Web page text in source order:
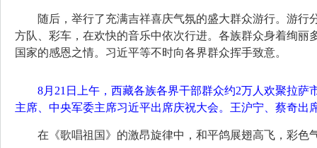
随后，举行了充满吉祥喜庆气氛的盛大群众游行。游行
方队、彩车，在欢快的音乐中依次行进。各族群众身着绚
国家的感恩之情。习近平等不时向各界群众挥手致意。
8月21日上午，西藏各族各界干部群众约2万人欢聚拉
主席、中央军委主席习近平出席庆祝大会。王沪宁、蔡奇出
在《歌唱祖国》的激昂旋律中，和平鸽展翅高飞，彩